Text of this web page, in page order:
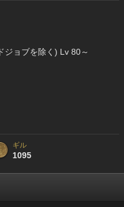
ジョブを除く) Lv 80～
ギル
1095